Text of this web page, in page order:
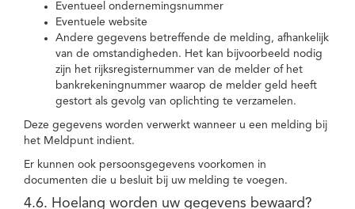
Eventueel ondernemingsnummer
Eventuele website
Andere gegevens betreffende de melding, afhankelijk
van de omstandigheden. Het kan bijvoorbeeld nodig
zijn het rijksregisternummer van de melder of het
bankrekeningnummer waarop de melder geld heeft
gestort als gevolg van oplichting te verzamelen.
Deze gegevens worden verwerkt wanneer u een melding bij
het Meldpunt indient.
Er kunnen ook persoonsgegevens voorkomen in
documenten die u besluit bij uw melding te voegen.
4.6. Hoelang worden uw gegevens bewaard?